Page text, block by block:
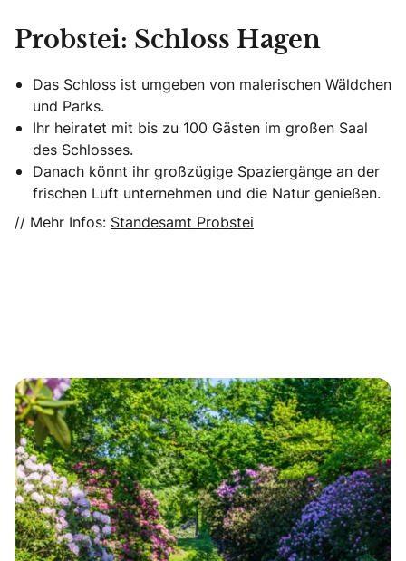
Probstei: Schloss Hagen
Das Schloss ist umgeben von malerischen Wäldchen
und Parks.
Ihr heiratet mit bis zu 100 Gästen im großen Saal
des Schlosses.
Danach könnt ihr großzügige Spaziergänge an der
frischen Luft unternehmen und die Natur genießen.
// Mehr Infos: Standesamt Probstei